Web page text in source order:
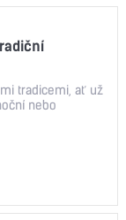
tradicemi, ať už
nebo